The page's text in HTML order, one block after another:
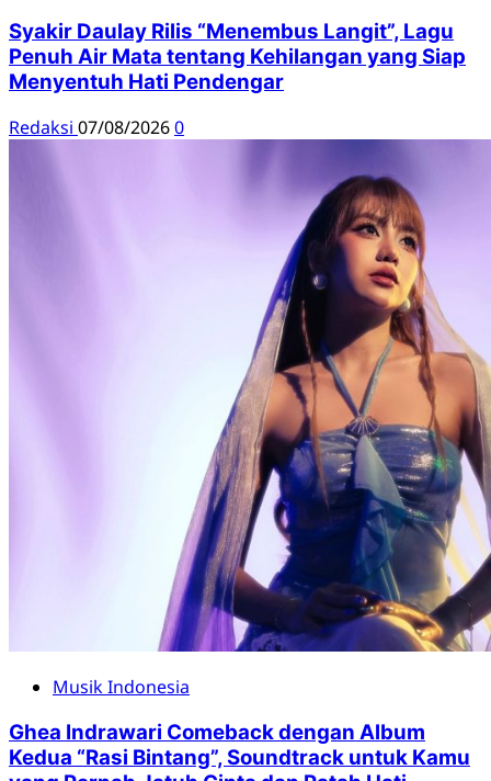
Syakir Daulay Rilis “Menembus Langit”, Lagu
Penuh Air Mata tentang Kehilangan yang Siap
Menyentuh Hati Pendengar
Redaksi 07/08/20260
Musik Indonesia
Ghea Indrawari Comeback dengan Album
Kedua “Rasi Bintang”, Soundtrack untuk Kamu